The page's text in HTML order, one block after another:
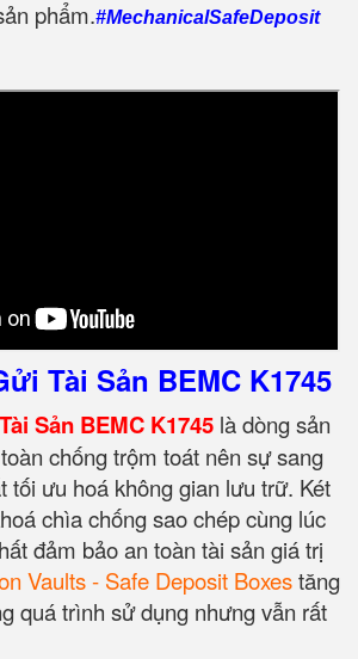
phẩm.#MechanicalSafeDeposit
Tài Sản BEMC K1745
Sản BEMC K1745 là dòng sản
chống trộm toát nên sự sang
tối ưu hoá không gian lưu trữ. Két
chìa chống sao chép cùng lúc
đảm bảo an toàn tài sản giá trị
Vaults - Safe Deposit Boxestăng
quá trình sử dụng nhưng vẫn rất